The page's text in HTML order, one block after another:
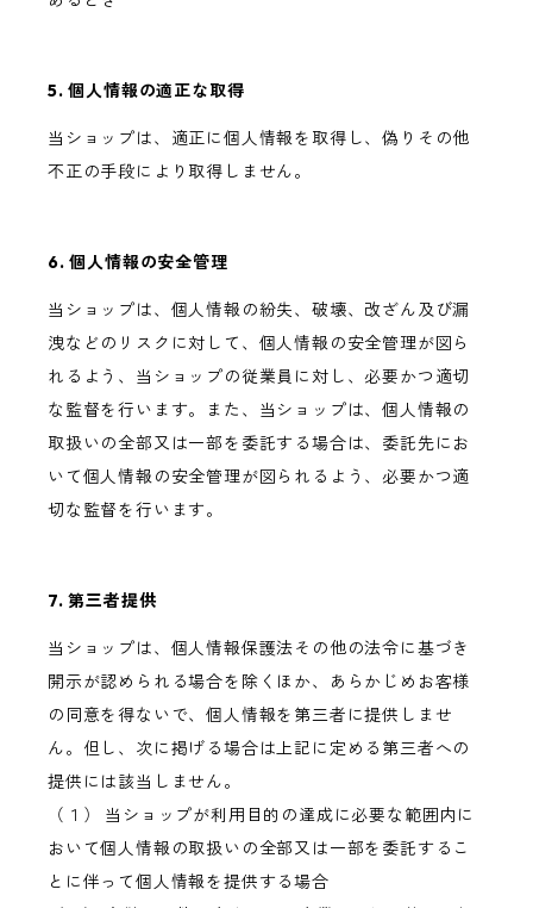
5. 個人情報の適正な取得
当ショップは、適正に個人情報を取得し、偽りその他
不正の手段により取得しません。
6. 個人情報の安全管理
当ショップは、個人情報の紛失、破壊、改ざん及び漏
洩などのリスクに対して、個人情報の安全管理が図ら
れるよう、当ショップの従業員に対し、必要かつ適切
な監督を行います。また、当ショップは、個人情報の
取扱いの全部又は一部を委託する場合は、委託先にお
いて個人情報の安全管理が図られるよう、必要かつ適
切な監督を行います。
7. 第三者提供
当ショップは、個人情報保護法その他の法令に基づき
開示が認められる場合を除くほか、あらかじめお客様
の同意を得ないで、個人情報を第三者に提供しませ
ん。但し、次に掲げる場合は上記に定める第三者への
提供には該当しません。
（１） 当ショップが利用目的の達成に必要な範囲内に
おいて個人情報の取扱いの全部又は一部を委託するこ
とに伴って個人情報を提供する場合